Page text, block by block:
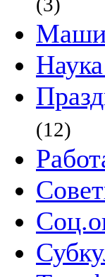
(12)